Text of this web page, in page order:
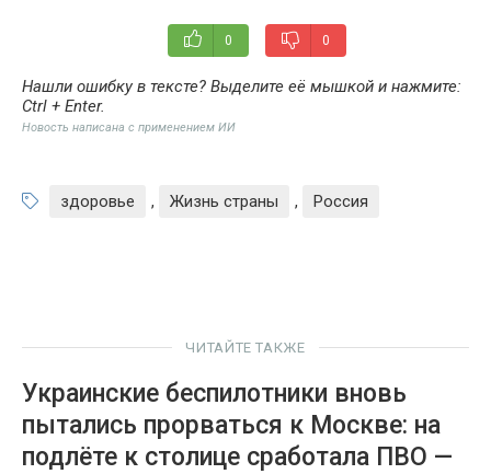
0 0
Нашли ошибку в тексте? Выделите её мышкой и нажмите:
Ctrl + Enter.
Новость написана с применением ИИ
здоровье , Жизнь страны , Россия
ЧИТАЙТЕ ТАКЖЕ
Украинские беспилотники вновь
пытались прорваться к Москве: на
подлёте к столице сработала ПВО —